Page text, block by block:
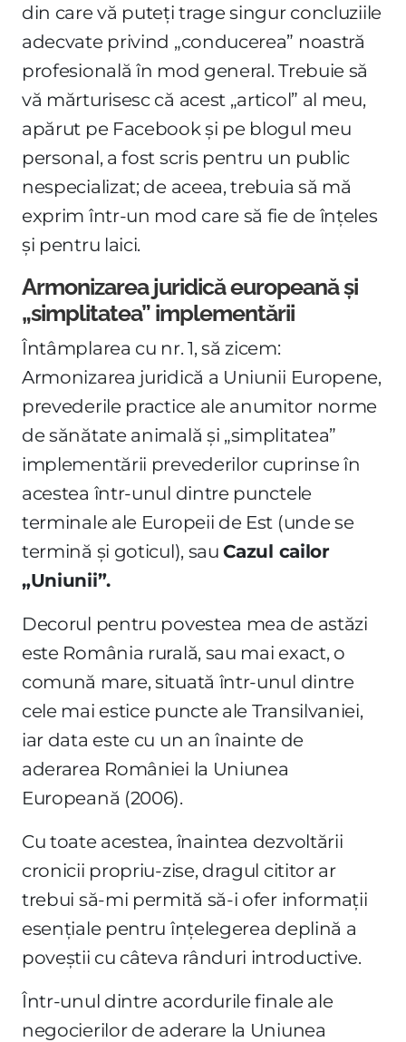
din care vă puteți trage singur concluziile
adecvate privind „conducerea” noastră
profesională în mod general. Trebuie să
vă mărturisesc că acest „articol” al meu,
apărut pe Facebook și pe blogul meu
personal, a fost scris pentru un public
nespecializat; de aceea, trebuia să mă
exprim într-un mod care să fie de înțeles
și pentru laici.
Armonizarea juridică europeană și
„simplitatea” implementării
Întâmplarea cu nr. 1, să zicem:
Armonizarea juridică a Uniunii Europene,
prevederile practice ale anumitor norme
de sănătate animală și „simplitatea”
implementării prevederilor cuprinse în
acestea într-unul dintre punctele
terminale ale Europeii de Est (unde se
termină și goticul), sauCazul cailor
„Uniunii”.
Decorul pentru povestea mea de astăzi
este România rurală, sau mai exact, o
comună mare, situată într-unul dintre
cele mai estice puncte ale Transilvaniei,
iar data este cu un an înainte de
aderarea României la Uniunea
Europeană (2006).
Cu toate acestea, înaintea dezvoltării
cronicii propriu-zise, dragul cititor ar
trebui să-mi permită să-i ofer informații
esențiale pentru înțelegerea deplină a
poveștii cu câteva rânduri introductive.
Într-unul dintre acordurile finale ale
negocierilor de aderare la Uniunea